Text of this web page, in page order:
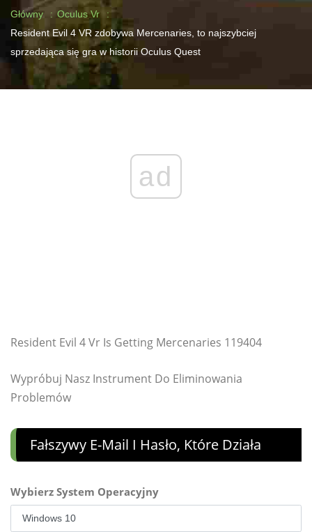
Główny
Oculus Vr
Resident Evil 4 VR zdobywa Mercenaries, to najszybciej
sprzedająca się gra w historii Oculus Quest
ad
Resident Evil 4 Vr Is Getting Mercenaries 119404
Wypróbuj Nasz Instrument Do Eliminowania
Problemów
Fałszywy E-Mail I Hasło, Które Działa
Wybierz System Operacyjny